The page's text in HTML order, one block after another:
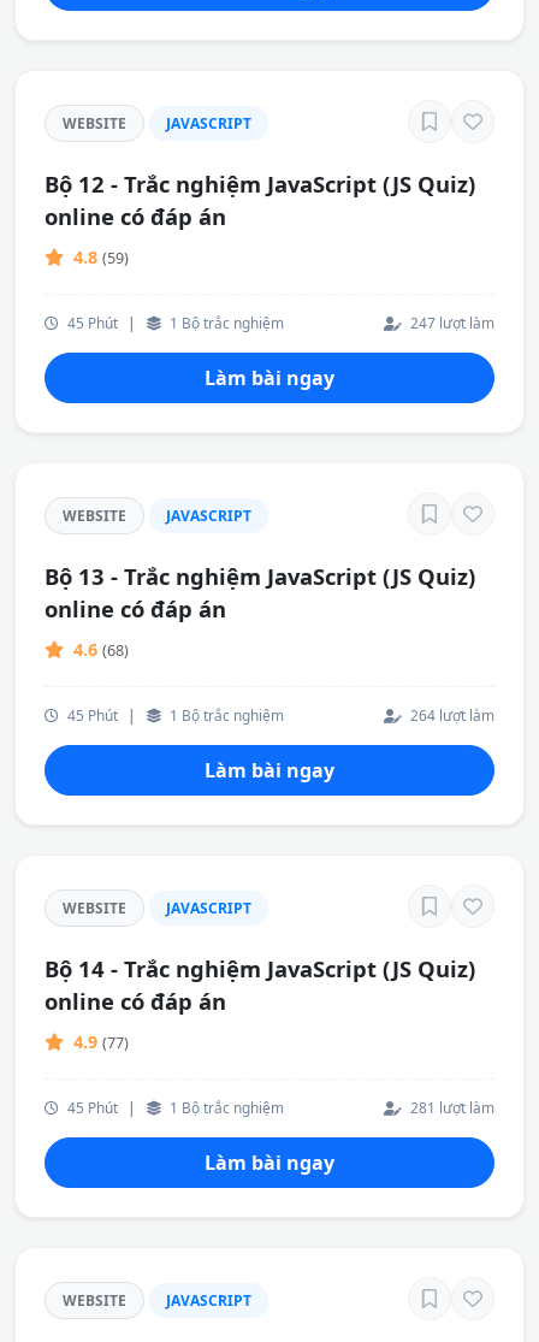
WEBSITE JAVASCRIPT
Bộ 12 - Trắc nghiệm JavaScript (JS Quiz)
online có đáp án
4.8 (59)
45 Phút | 1 Bộ trắc nghiệm 247 lượt làm
Làm bài ngay
WEBSITE JAVASCRIPT
Bộ 13 - Trắc nghiệm JavaScript (JS Quiz)
online có đáp án
4.6 (68)
45 Phút | 1 Bộ trắc nghiệm 264 lượt làm
Làm bài ngay
WEBSITE JAVASCRIPT
Bộ 14 - Trắc nghiệm JavaScript (JS Quiz)
online có đáp án
4.9 (77)
45 Phút | 1 Bộ trắc nghiệm 281 lượt làm
Làm bài ngay
WEBSITE JAVASCRIPT